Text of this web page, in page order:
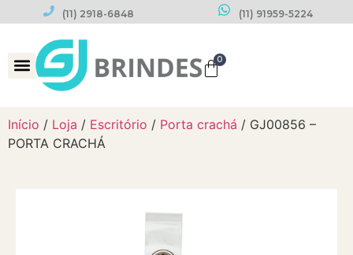
(11) 2918-6848 (11) 91959-5224
0
Início / Loja / Escritório / Porta crachá / GJ00856 –
PORTA CRACHÁ